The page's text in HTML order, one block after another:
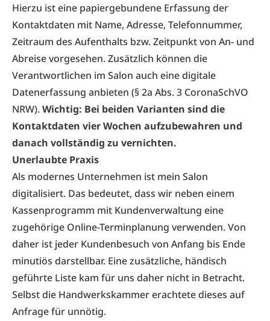
Hierzu ist eine papiergebundene Erfassung der
Kontaktdaten mit Name, Adresse, Telefonnummer,
Zeitraum des Aufenthalts bzw. Zeitpunkt von An- und
Abreise vorgesehen. Zusätzlich können die
Verantwortlichen im Salon auch eine digitale
Datenerfassung anbieten (§ 2a Abs. 3 CoronaSchVO
NRW).Wichtig: Bei beiden Varianten sind die
Kontaktdaten vier Wochen aufzubewahren und
danach vollständig zu vernichten.
Unerlaubte Praxis
Als modernes Unternehmen ist mein Salon
digitalisiert. Das bedeutet, dass wir neben einem
Kassenprogramm mit Kundenverwaltung eine
zugehörige Online-Terminplanung verwenden. Von
daher ist jeder Kundenbesuch von Anfang bis Ende
minutiös darstellbar. Eine zusätzliche, händisch
geführte Liste kam für uns daher nicht in Betracht.
Selbst die Handwerkskammer erachtete dieses auf
Anfrage für unnötig.